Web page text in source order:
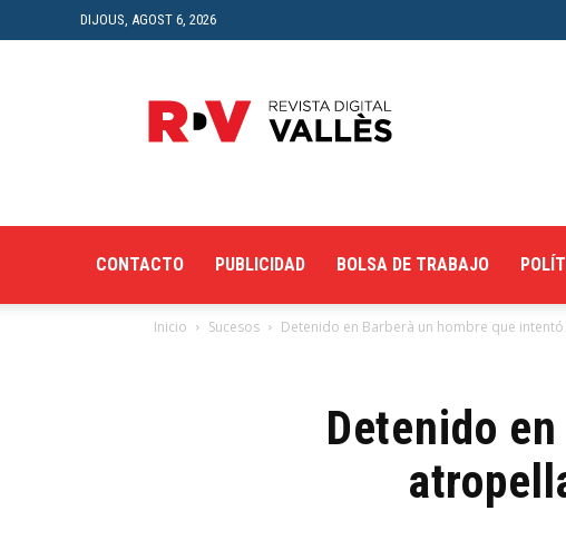
DIJOUS, AGOST 6, 2026
Digital
del
CONTACTO PUBLICIDAD BOLSA DE TRABAJO
Inicio Sucesos Detenido en Barberà un hombre que
Detenido